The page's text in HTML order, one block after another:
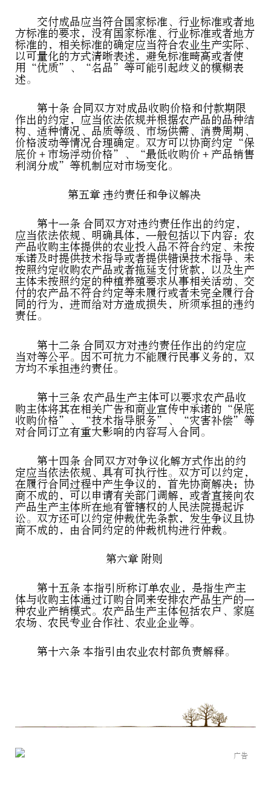
交付成品应当符合国家标准、行业标准或者地
方标准的要求，没有国家标准、行业标准或者地方
标准的，相关标准的确定应当符合农业生产实际、
以可量化的方式清晰表述，避免标准畸高或者使
用“优质”、“名品”等可能引起歧义的模糊表
述。
第十条 合同双方对成品收购价格和付款期限
作出的约定，应当依法依规并根据农产品的品种结
构、适种情况、品质等级、市场供需、消费周期、
价格波动等情况合理确定。双方可以协商约定“保
底价＋市场浮动价格”、“最低收购价＋产品销售
利润分成”等机制应对市场变化。
第五章 违约责任和争议解决
第十一条 合同双方对违约责任作出的约定，
应当依法依规、明确具体，一般包括以下内容：农
产品收购主体提供的农业投入品不符合约定、未按
承诺及时提供技术指导或者提供错误技术指导、未
按照约定收购农产品或者拖延支付货款，以及生产
主体未按照约定的种植养殖要求从事相关活动、交
付的农产品不符合约定等未履行或者未完全履行合
同的行为，进而给对方造成损失，所须承担的违约
责任。
第十二条 合同双方对违约责任作出的约定应
当对等公平。因不可抗力不能履行民事义务的，双
方均不承担违约责任。
第十三条 农产品生产主体可以要求农产品收
购主体将其在相关广告和商业宣传中承诺的“保底
收购价格”、“技术指导服务”、“灾害补偿”等
对合同订立有重大影响的内容写入合同。
第十四条 合同双方对争议化解方式作出的约
定应当依法依规、具有可执行性。双方可以约定，
在履行合同过程中产生争议的，首先协商解决；协
商不成的，可以申请有关部门调解，或者直接向农
产品生产主体所在地有管辖权的人民法院提起诉
讼。双方还可以约定仲裁优先条款，发生争议且协
商不成的，由合同约定的仲裁机构进行仲裁。
第六章 附则
第十五条 本指引所称订单农业，是指生产主
体与收购主体通过订购合同来安排农产品生产的一
种农业产销模式。农产品生产主体包括农户、家庭
农场、农民专业合作社、农业企业等。
第十六条 本指引由农业农村部负责解释。
广告